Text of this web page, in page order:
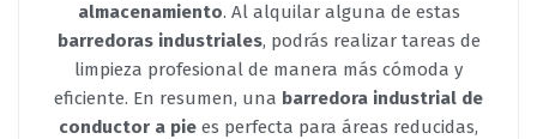
almacenamiento. Al alquilar alguna de estas
barredoras industriales, podrás realizar tareas de
limpieza profesional de manera más cómoda y
eficiente. En resumen, una barredora industrial de
conductor a pie es perfecta para áreas reducidas,